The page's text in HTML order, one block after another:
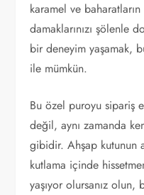
karamel ve
damaklarınızı şölenle
bir deneyim yaşamak,
ile mümkün.
Bu özel puroyu sipariş
değil, aynı zamanda
gibidir. Ahşap kutunun
kutlama içinde
yaşıyor olursanız olun,